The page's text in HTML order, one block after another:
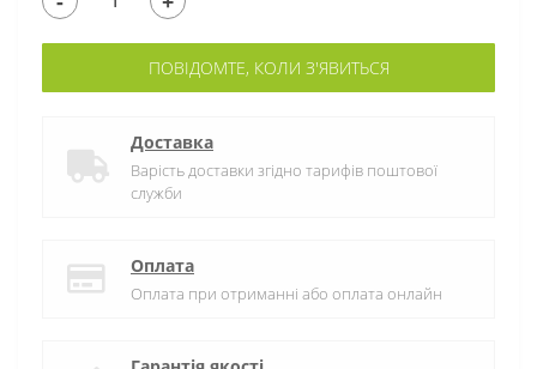
ПОВІДОМТЕ, КОЛИ З'ЯВИТЬСЯ
Доставка
Варість доставки згідно тарифів поштової
служби
Оплата
Оплата при отриманні або оплата онлайн